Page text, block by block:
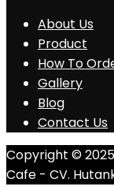
About Us
Product
How To
Gallery
Blog
Contact Us
Copyright ©
Cafe - CV.